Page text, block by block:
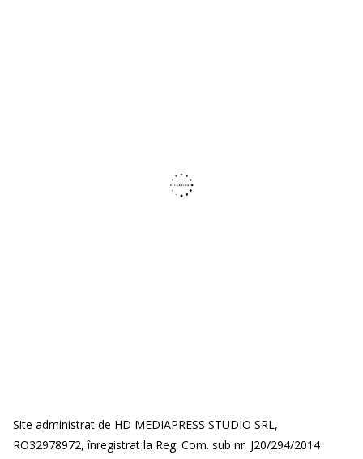
Site administrat de HD MEDIAPRESS STUDIO SRL,
RO32978972, înregistrat la Reg. Com. sub nr. J20/294/2014